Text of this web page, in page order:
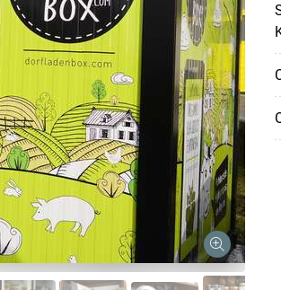
Skip to main content